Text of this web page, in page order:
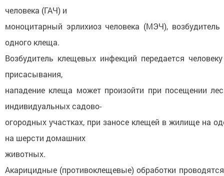
человека (ГАЧ) и
моноцитарный эрлихиоз человека (МЭЧ),
одного клеща.
Возбудитель клещевых инфекций передается
присасывания,
нападение клеща может произойти при посещении
индивидуальных садово-
огородных участках, при заносе клещей в жилище на
на шерсти домашних
животных.
Акарицидные (противоклещевые) обработки